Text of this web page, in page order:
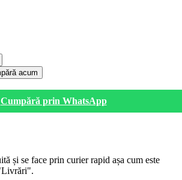
acum
Cumpără prin WhatsApp
și se face prin curier rapid așa cum este